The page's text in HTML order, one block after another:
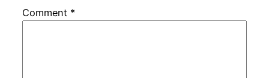
Comment *